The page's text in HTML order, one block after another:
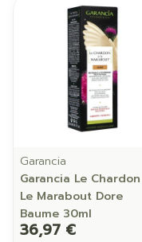
Garancia
Garancia Le
Le Marabout Dore
Baume 30ml
36,97 €